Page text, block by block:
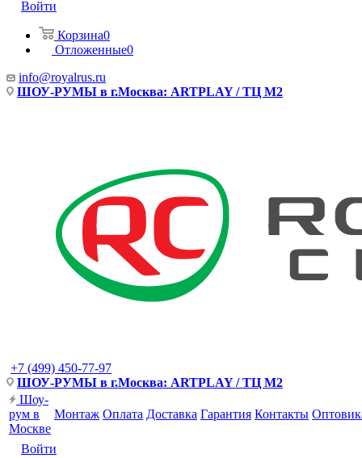
Войти
Корзина0
Отложенные0
info@royalrus.ru
ШОУ-РУМЫ в г.Москва: ARTPLAY / ТЦ М2
+7 (499) 450-77-97
ШОУ-РУМЫ в г.Москва: ARTPLAY / ТЦ М2
Шоу-
рум в
Москве
Монтаж Оплата Доставка Гарантия Контакты
Войти